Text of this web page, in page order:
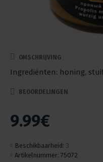
OMSCHRIJVING
Ingrediënten: honing,
BEOORDELINGEN
Beschikbaarheid: 3
Artikelnummer: 75072
9.99€